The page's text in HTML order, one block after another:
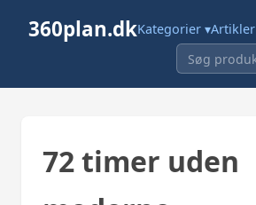
360plan.dkKategorier ▾Artikler
72 timer uden